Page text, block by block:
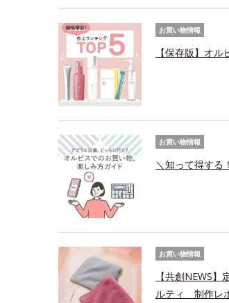
お買い物情報
【保存版】オ
お買い物情報
＼知って得する
お買い物情報
【共創NEWS
ルティ 制作レ